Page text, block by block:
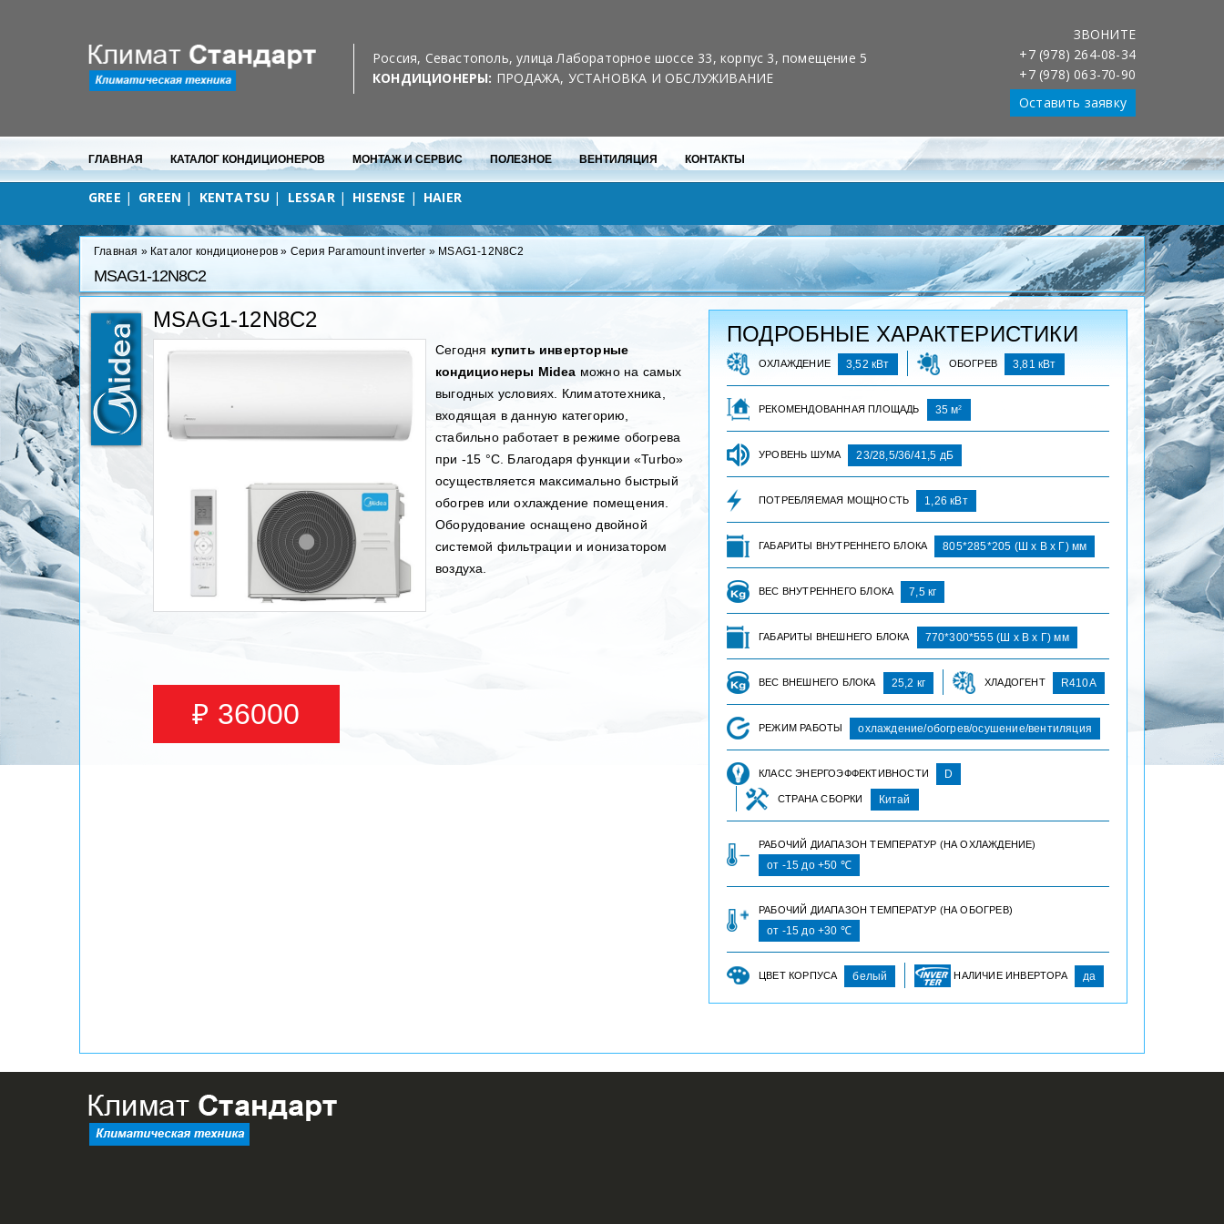
Россия, Севастополь, улица Лабораторное шоссе 33, корпус 3, помещение 5
КОНДИЦИОНЕРЫ: ПРОДАЖА, УСТАНОВКА И ОБСЛУЖИВАНИЕ
ЗВОНИТЕ
+7 (978) 264-08-34
+7 (978) 063-70-90
Оставить заявку
ГЛАВНАЯ КАТАЛОГ КОНДИЦИОНЕРОВ МОНТАЖ И СЕРВИС ПОЛЕЗНОЕ ВЕНТИЛЯЦИЯ КОНТАКТЫ
в любую точку Севастополя 10% на каждый 3-й кондиционер
Обслуживание клиентов 24/7
Установка, обслуживание, ремонт
GREE GREEN KENTATSU LESSAR HISENSE HAIER
Главная » Каталог кондиционеров » Серия Paramount inverter » MSAG1-12N8C2
MSAG1-12N8C2
MSAG1-12N8C2
Сегодня купить инверторные
кондиционеры Midea можно на самых
выгодных условиях. Климатотехника,
входящая в данную категорию,
стабильно работает в режиме обогрева
при -15 °С. Благодаря функции «Turbo»
осуществляется максимально быстрый
обогрев или охлаждение помещения.
Оборудование оснащено двойной
системой фильтрации и ионизатором
воздуха.
₽ 36000
ПОДРОБНЫЕ ХАРАКТЕРИСТИКИ
ОХЛАЖДЕНИЕ 3,52 кВт ОБОГРЕВ 3,81 кВт
РЕКОМЕНДОВАННАЯ ПЛОЩАДЬ 35 м2
УРОВЕНЬ ШУМА 23/28,5/36/41,5 дБ
ПОТРЕБЛЯЕМАЯ МОЩНОСТЬ 1,26 кВт
ГАБАРИТЫ ВНУТРЕННЕГО БЛОКА 805*285*205 (Ш х В х Г) мм
ВЕС ВНУТРЕННЕГО БЛОКА 7,5 кг
ГАБАРИТЫ ВНЕШНЕГО БЛОКА 770*300*555 (Ш х В х Г) мм
ВЕС ВНЕШНЕГО БЛОКА 25,2 кг ХЛАДОГЕНТ R410A
РЕЖИМ РАБОТЫ охлаждение/обогрев/осушение/вентиляция
КЛАСС ЭНЕРГОЭФФЕКТИВНОСТИ D
СТРАНА СБОРКИ Китай
РАБОЧИЙ ДИАПАЗОН ТЕМПЕРАТУР (НА ОХЛАЖДЕНИЕ)
от -15 до +50 ℃
РАБОЧИЙ ДИАПАЗОН ТЕМПЕРАТУР (НА ОБОГРЕВ)
от -15 до +30 ℃
ЦВЕТ КОРПУСА белый НАЛИЧИЕ ИНВЕРТОРА да